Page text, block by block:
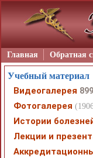
Главная Обратная
Учебный материал
Видеогалерея 899
Фотогалерея
Истории
Лекции и